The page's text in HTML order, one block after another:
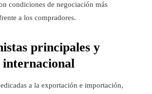
condiciones de negociación más
a los compradores.
principales y
internacional
a la exportación e importación,